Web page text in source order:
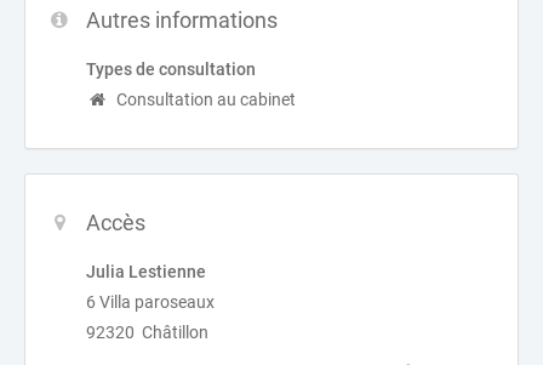
Autres informations
Types de consultation
Consultation au cabinet
Accès
Julia Lestienne
6 Villa paroseaux
92320 Châtillon